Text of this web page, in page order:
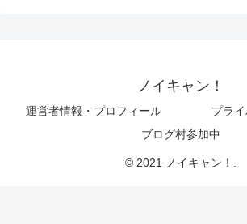
ノイキャン！
運営者情報・プロフィール
プラ
ブログ村参加中
© 2021 ノイキャン！.